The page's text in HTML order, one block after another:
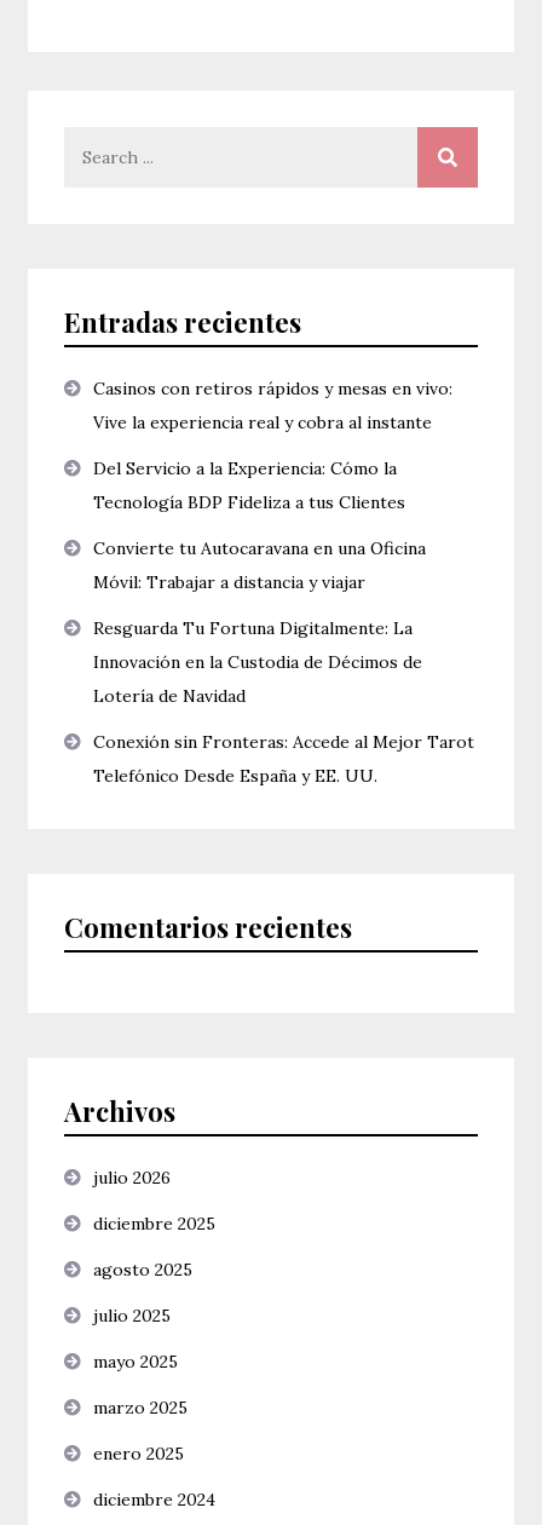
Entradas recientes
Casinos con retiros rápidos y mesas en vivo:
Vive la experiencia real y cobra al instante
Del Servicio a la Experiencia: Cómo la
Tecnología BDP Fideliza a tus Clientes
Convierte tu Autocaravana en una Oficina
Móvil: Trabajar a distancia y viajar
Resguarda Tu Fortuna Digitalmente: La
Innovación en la Custodia de Décimos de
Lotería de Navidad
Conexión sin Fronteras: Accede al Mejor Tarot
Telefónico Desde España y EE. UU.
Comentarios recientes
Archivos
julio 2026
diciembre 2025
agosto 2025
julio 2025
mayo 2025
marzo 2025
enero 2025
diciembre 2024